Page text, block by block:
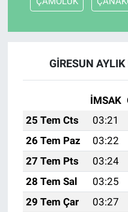
GİRESUN
İMSAK
25 Tem Cts
03:21
26 Tem Paz
03:22
27 Tem Pts
03:24
28 Tem Sal
03:25
29 Tem Çar
03:27